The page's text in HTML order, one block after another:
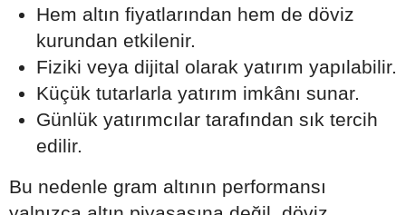
Hem altın fiyatlarından hem de döviz
kurundan etkilenir.
Fiziki veya dijital olarak yatırım yapılabilir.
Küçük tutarlarla yatırım imkânı sunar.
Günlük yatırımcılar tarafından sık tercih
edilir.
Bu nedenle gram altının performansı